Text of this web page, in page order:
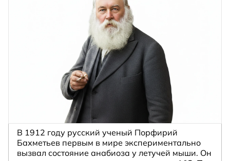
В 1912 году русский ученый Порфирий
Бахметьев первым в мире экспериментально
вызвал состояние анабиоза у летучей мыши. Он